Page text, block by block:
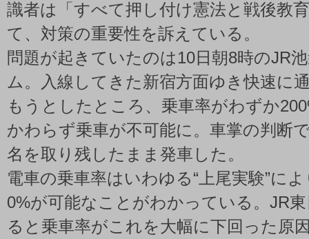
識者は「すべて押し付け憲法と戦後教
て、対策の重要性を訴えている。
問題が起きていたのは10日朝8時のJR
ム。入線してきた新宿方面ゆき快速に
もうとしたところ、乗車率がわずか
かわらず乗車が不可能に。車掌の判断
名を取り残したまま発車した。
電車の乗車率はいわゆる“上尾実験”に
0%が可能なことがわかっている。JR
ると乗車率がこれを大幅に下回った原